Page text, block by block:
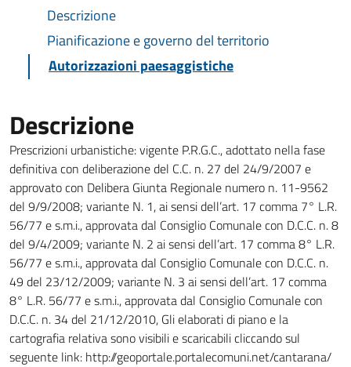
Descrizione
Pianificazione e governo del territorio
Autorizzazioni paesaggistiche
Descrizione
Prescrizioni urbanistiche: vigente P.R.G.C., adottato nella fase
definitiva con deliberazione del C.C. n. 27 del 24/9/2007 e
approvato con Delibera Giunta Regionale numero n. 11-9562
del 9/9/2008; variante N. 1, ai sensi dell’art. 17 comma 7° L.R.
56/77 e s.m.i., approvata dal Consiglio Comunale con D.C.C. n. 8
del 9/4/2009; variante N. 2 ai sensi dell’art. 17 comma 8° L.R.
56/77 e s.m.i., approvata dal Consiglio Comunale con D.C.C. n.
49 del 23/12/2009; variante N. 3 ai sensi dell’art. 17 comma
8° L.R. 56/77 e s.m.i., approvata dal Consiglio Comunale con
D.C.C. n. 34 del 21/12/2010, Gli elaborati di piano e la
cartografia relativa sono visibili e scaricabili cliccando sul
seguente link: http://geoportale.portalecomuni.net/cantarana/